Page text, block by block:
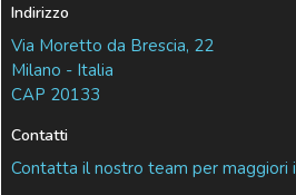
Indirizzo
Via Moretto da Brescia, 22
Milano - Italia
CAP 20133
Contatti
Contatta il nostro team per maggiori